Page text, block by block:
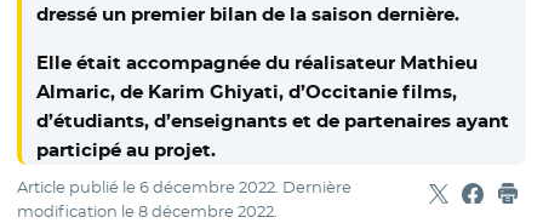
dressé un premier bilan de la saison dernière.
Elle était accompagnée du réalisateur Mathieu
Almaric, de Karim Ghiyati, d’Occitanie films,
d’étudiants, d’enseignants et de partenaires ayant
participé au projet.
Article publié le6 décembre 2022. Dernière
modification le8 décembre 2022. Partager
- Nouvelle
-